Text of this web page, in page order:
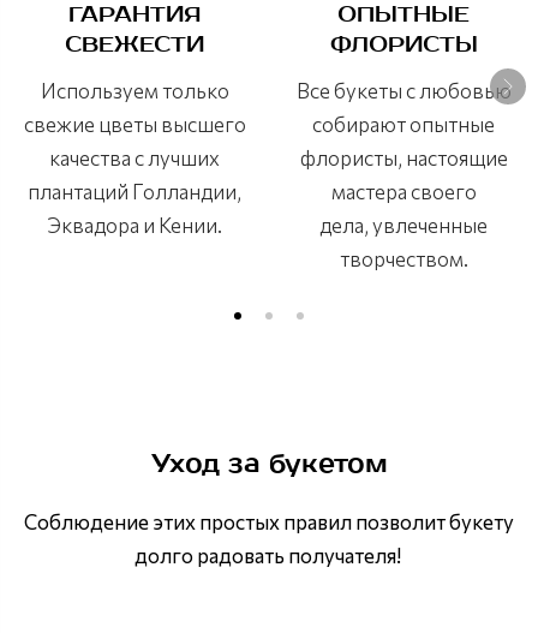
ГАРАНТИЯ
СВЕЖЕСТИ
Используем только
свежие цветы высшего
качества с лучших
плантаций Голландии,
Эквадора и Кении.
ОПЫТНЫЕ
ФЛОРИСТЫ
Все букеты с любовью
собирают опытные
флористы, настоящие
мастера своего
дела, увлеченные
творчеством.
Уход за букетом
Соблюдение этих простых правил позволит букету
долго радовать получателя!